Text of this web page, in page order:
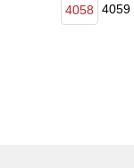
4058 4059